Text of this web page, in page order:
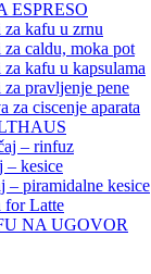
ESPRESO
za kafu u zrnu
za caldu, moka pot
za kafu u kapsulama
za pravljenje pene
za ciscenje aparata
– rinfuz
– kesice
– piramidalne kesice
for Latte
NA UGOVOR